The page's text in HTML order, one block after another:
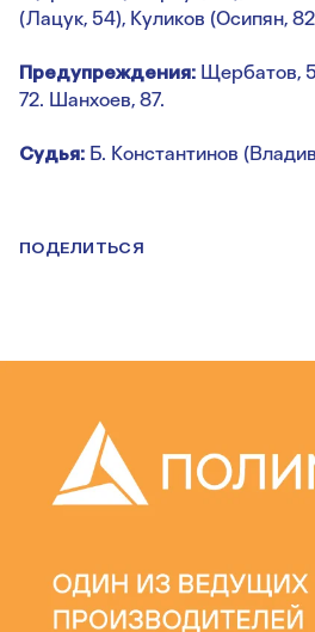
(Лацук, 54), Куликов (Осипян,
Предупреждения: Щербатов,
72. Шанхоев, 87.
Судья: Б. Константинов
ПОДЕЛИТЬСЯ